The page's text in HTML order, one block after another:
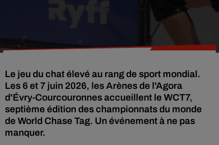
Le jeu du chat élevé au rang de sport mondial.
Les 6 et 7 juin 2026, les Arènes de l'Agora
d'Évry-Courcouronnes accueillent le WCT7,
septième édition des championnats du monde
de World Chase Tag. Un événement à ne pas
manquer.